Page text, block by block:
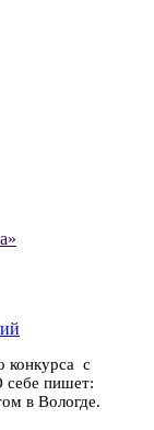
конкурса с
себе пишет:
в Вологде.